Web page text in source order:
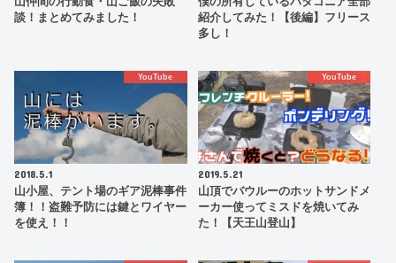
談！まとめてみました！
紹介してみた！【後編】フリース
多し！
YouTube
2018.5.1
山小屋、テント場のギア泥棒事件
簿！！盗難予防には鍵とワイヤー
を使え！！
YouTube
2019.5.21
山頂でバウルーのホットサンドメ
ーカー使ってミスドを焼いてみ
た！【天王山登山】